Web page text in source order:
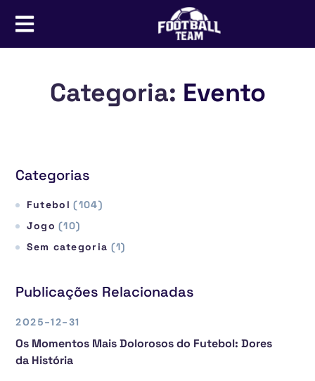
Categoria: Evento
Categorias
Futebol (104)
Jogo (10)
Sem categoria (1)
Publicações Relacionadas
2025-12-31
Os Momentos Mais Dolorosos do Futebol: Dores
da História